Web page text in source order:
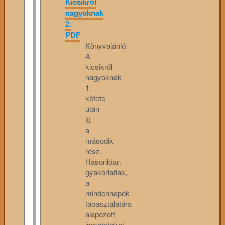
nagyoknak
2.
PDF
Könyvajánló:
A
kicsikről
nagyoknak
1.
kötete
után
itt
a
második
rész.
Hasonlóan
gyakorlatias,
a
mindennapok
tapasztalatára
alapozott